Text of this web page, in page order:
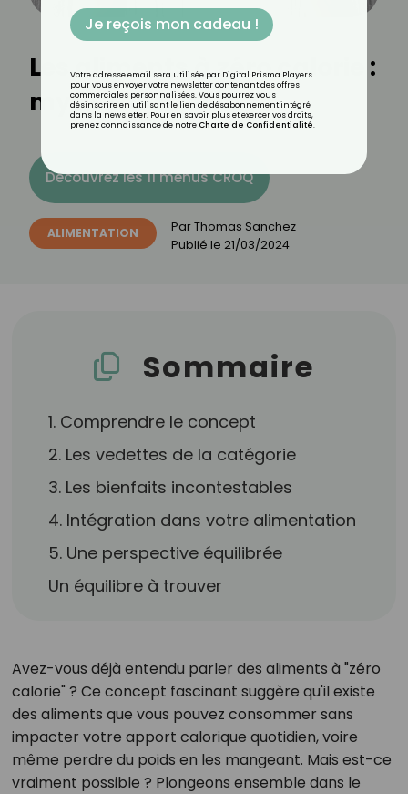
Les aliments à zéro calorie :
mythe ou réalité ?
Découvrez les 11 menus CROQ
ALIMENTATION ParThomas Sanchez
Publié le 21/03/2024
Sommaire
1. Comprendre le concept
2. Les vedettes de la catégorie
3. Les bienfaits incontestables
4. Intégration dans votre alimentation
5. Une perspective équilibrée
Un équilibre à trouver
Avez-vous déjà entendu parler des aliments à "zéro
calorie" ? Ce concept fascinant suggère qu'il existe
des aliments que vous pouvez consommer sans
impacter votre apport calorique quotidien, voire
même perdre du poids en les mangeant. Mais est-ce
vraiment possible ? Plongeons ensemble dans le
Je reçois mon cadeau !
Votre adresse email sera utilisée par Digital Prisma Players
pour vous envoyer votre newsletter contenant des offres
commerciales personnalisées. Vous pourrez vous
désinscrire en utilisant le lien de désabonnement intégré
dans la newsletter. Pour en savoir plus et exercer vos droits,
prenez connaissance de notre Charte de Confidentialité.